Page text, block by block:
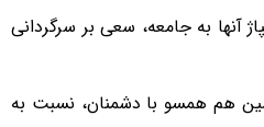
آنها به جامعه، سعی بر سرگردانی
هم همسو با دشمنان، نسبت به